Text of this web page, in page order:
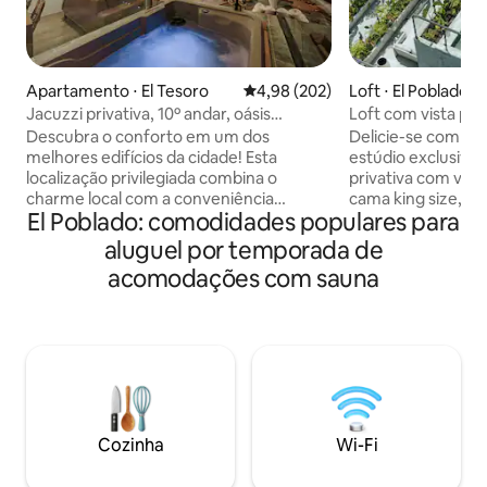
Apartamento ⋅ El Tesoro 4,98 de uma avaliação média de
4,98 (202)
Jacuzzi privativa, 10º andar, oásis
encantador
Descubra o conforto em um dos
melhores edifícios da cidade! Esta
localização privilegiada combina o
charme local com a conveniência
moderna, acolhendo tanto os
moradores quanto os visitantes.
Desfrute de comodidades de alto nível:
lavanderia, academia, spa, sauna a vapor,
dispõe de dois quartos, ambos com ar
condicionado. Rodeado por vegetação
exuberante, ele permanece
naturalmente fresco, oferecendo um
Loft ⋅ El Poblado
Loft com vista
Localização
Delicie-se com
estúdio exclusivo
privativa com
cama king size,
deslumbrantes
retiro para
noturna vibrante.
a poucos passos
espaço de
velocidade,
lavar/secar,
bares,
El Poblado: comodidades populares para
aluguel por temporada de
acomodações com sauna
Cozinha Wi-Fi